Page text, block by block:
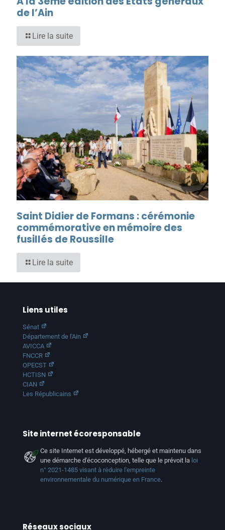
de l’Ain
Lire la suite
Saint Didier de Formans : cérémonie
commémorative en mémoire des
fusillés de Roussille
Lire la suite
Liens utiles
Sénat
Département de l'Ain
AVICCA
FNCCR
OPECST
HCTISN
CIAN
Les Républicains
Site internet écoresponsable
Ce site Internet est développé, hébergé et maintenu dans
une démarche d'écoconception, telle que le prévoit la loi
n° 2021-1485 visant à réduire l'empreinte
environnementale du numérique en France.
Réseaux sociaux